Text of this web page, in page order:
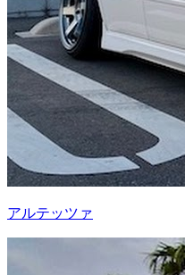
アルテッツァ